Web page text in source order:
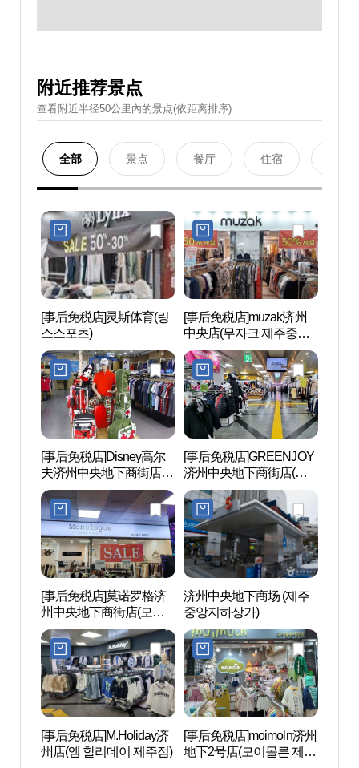
附近推荐景点
查看附近半径50公里內的景点(依距离排序)
全部 景点 餐厅 住宿
[事后免税店]灵斯体育(링
스스포츠)
[事后免税店]muzak济州
中央店(무자크 제주중앙
점)
[事后免税店]Disney高尔
夫济州中央地下商街店
(디즈니골프 제주중앙지
하상가점)
[事后免税店]GREENJOY
济州中央地下商街店(그
린조이 제주중앙지하상
가점)
[事后免税店]莫诺罗格济
州中央地下商街店(모노
로그 제주중앙지하상가
점)
济州中央地下商场 (제주
중앙지하상가)
[事后免税店]M.Holiday济
州店(엠 할리데이 제주점)
[事后免税店]moimoln济州
地下2号店(모이몰른 제주